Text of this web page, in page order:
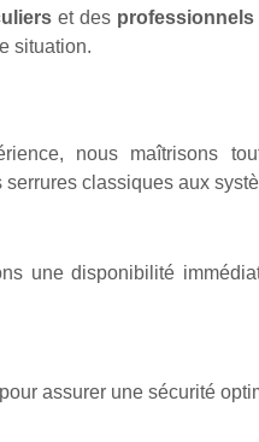
et des professionnels
situation.
nous maîtrisons
classiques aux
une disponibilité
assurer une sécurité